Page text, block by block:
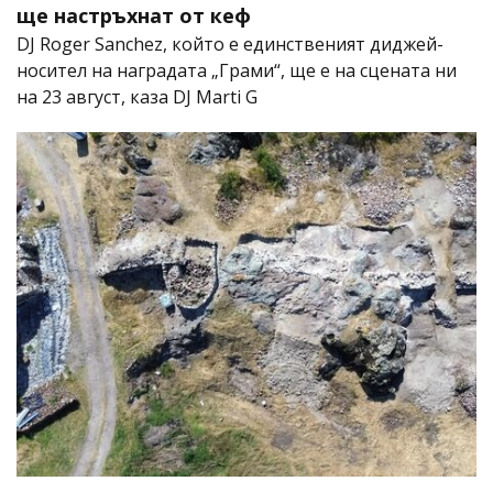
ще настръхнат от кеф
DJ Roger Sanchez, който е единственият диджей-
носител на наградата „Грами“, ще е на сцената ни
на 23 август, каза DJ Marti G